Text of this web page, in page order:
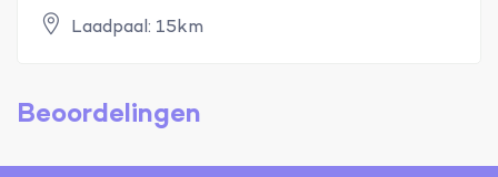
Laadpaal: 15km
Beoordelingen